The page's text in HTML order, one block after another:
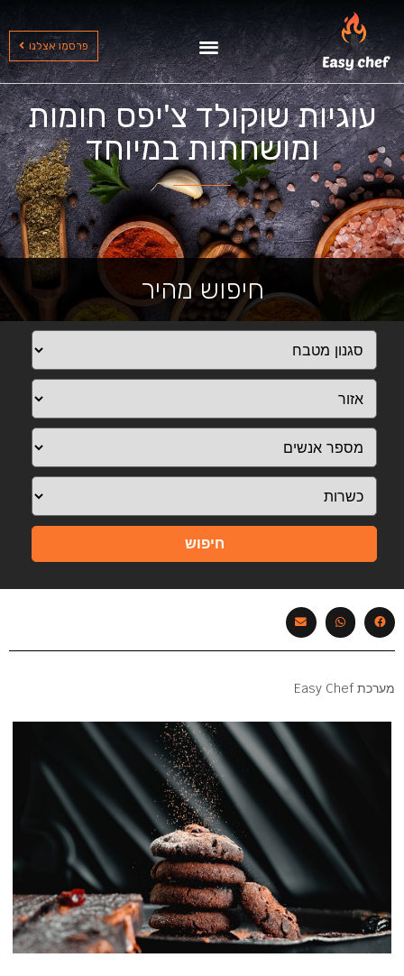
פרסמו אצלנו
עוגיות שוקולד צ'יפס חומות
ומושחתות במיוחד
חיפוש מהיר
חיפוש
מערכת Easy Chef